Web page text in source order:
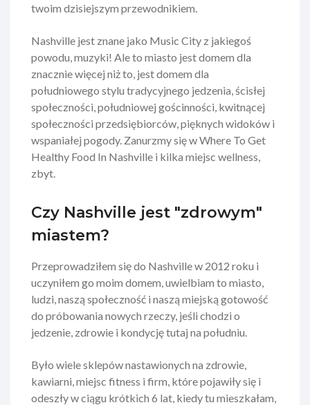
twoim dzisiejszym przewodnikiem.
Nashville jest znane jako Music City z jakiegoś
powodu, muzyki! Ale to miasto jest domem dla
znacznie więcej niż to, jest domem dla
południowego stylu tradycyjnego jedzenia, ścisłej
społeczności, południowej gościnności, kwitnącej
społeczności przedsiębiorców, pięknych widoków i
wspaniałej pogody. Zanurzmy się w Where To Get
Healthy Food In Nashville i kilka miejsc wellness,
zbyt.
Czy Nashville jest "zdrowym"
miastem?
Przeprowadziłem się do Nashville w 2012 roku i
uczyniłem go moim domem, uwielbiam to miasto,
ludzi, naszą społeczność i naszą miejską gotowość
do próbowania nowych rzeczy, jeśli chodzi o
jedzenie, zdrowie i kondycję tutaj na południu.
Było wiele sklepów nastawionych na zdrowie,
kawiarni, miejsc fitness i firm, które pojawiły się i
odeszły w ciągu krótkich 6 lat, kiedy tu mieszkałam,